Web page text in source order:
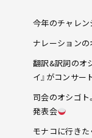
ナレーション
翻訳&訳詞のオ
イ』がコンサー
司会のオシゴト
発表会
モナコに行きた